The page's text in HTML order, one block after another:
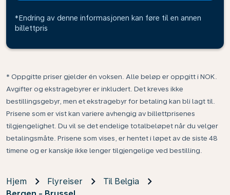
*Endring av denne informasjonen kan føre til en annen
billettpris
* Oppgitte priser gjelder én voksen. Alle beløp er oppgitt i NOK.
Avgifter og ekstragebyrer er inkludert. Det kreves ikke
bestillingsgebyr, men et ekstragebyr for betaling kan bli lagt til.
Prisene som er vist kan variere avhengig av billettprisenes
tilgjengelighet. Du vil se det endelige totalbeløpet når du velger
betalingsmåte. Prisene som vises, er hentet i løpet av de siste 48
timene og er kanskje ikke lenger tilgjengelige ved bestilling.
Hjem Flyreiser
Til Belgia